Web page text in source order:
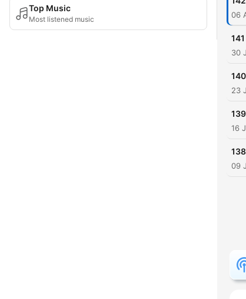
Top Music
Most listened music 06
141
30
140
23
139
16
138
09